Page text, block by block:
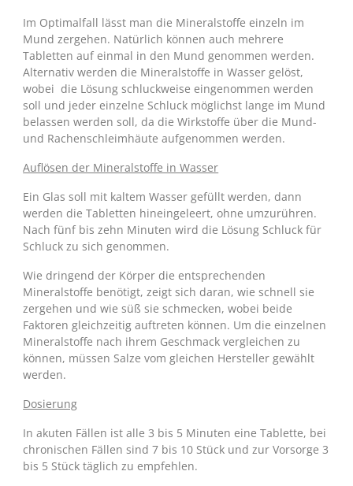
Im Optimalfall lässt man die Mineralstoffe einzeln im
Mund zergehen. Natürlich können auch mehrere
Tabletten auf einmal in den Mund genommen werden.
Alternativ werden die Mineralstoffe in Wasser gelöst,
wobei die Lösung schluckweise eingenommen werden
soll und jeder einzelne Schluck möglichst lange im Mund
belassen werden soll, da die Wirkstoffe über die Mund-
und Rachenschleimhäute aufgenommen werden.
Auflösen der Mineralstoffe in Wasser
Ein Glas soll mit kaltem Wasser gefüllt werden, dann
werden die Tabletten hineingeleert, ohne umzurühren.
Nach fünf bis zehn Minuten wird die Lösung Schluck für
Schluck zu sich genommen.
Wie dringend der Körper die entsprechenden
Mineralstoffe benötigt, zeigt sich daran, wie schnell sie
zergehen und wie süß sie schmecken, wobei beide
Faktoren gleichzeitig auftreten können. Um die einzelnen
Mineralstoffe nach ihrem Geschmack vergleichen zu
können, müssen Salze vom gleichen Hersteller gewählt
werden.
Dosierung
In akuten Fällen ist alle 3 bis 5 Minuten eine Tablette, bei
chronischen Fällen sind 7 bis 10 Stück und zur Vorsorge 3
bis 5 Stück täglich zu empfehlen.